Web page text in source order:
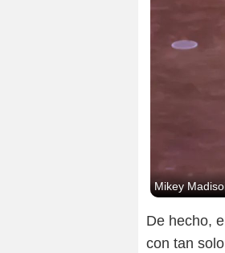
Mikey
De hecho,
con tan